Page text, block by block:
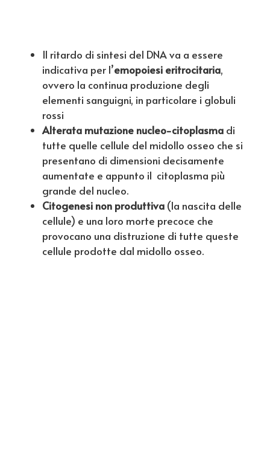
Il ritardo di sintesi del DNA va a essere
indicativa per l’emopoiesi eritrocitaria,
ovvero la continua produzione degli
elementi sanguigni, in particolare i globuli
rossi
Alterata mutazione nucleo-citoplasma di
tutte quelle cellule del midollo osseo che si
presentano di dimensioni decisamente
aumentate e appunto il citoplasma più
grande del nucleo.
Citogenesi non produttiva (la nascita delle
cellule) e una loro morte precoce che
provocano una distruzione di tutte queste
cellule prodotte dal midollo osseo.